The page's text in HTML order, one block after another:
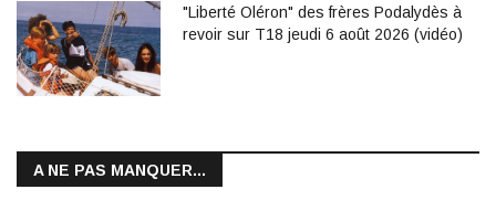
"Liberté Oléron" des frères Podalydès à
revoir sur T18 jeudi 6 août 2026 (vidéo)
A NE PAS MANQUER...